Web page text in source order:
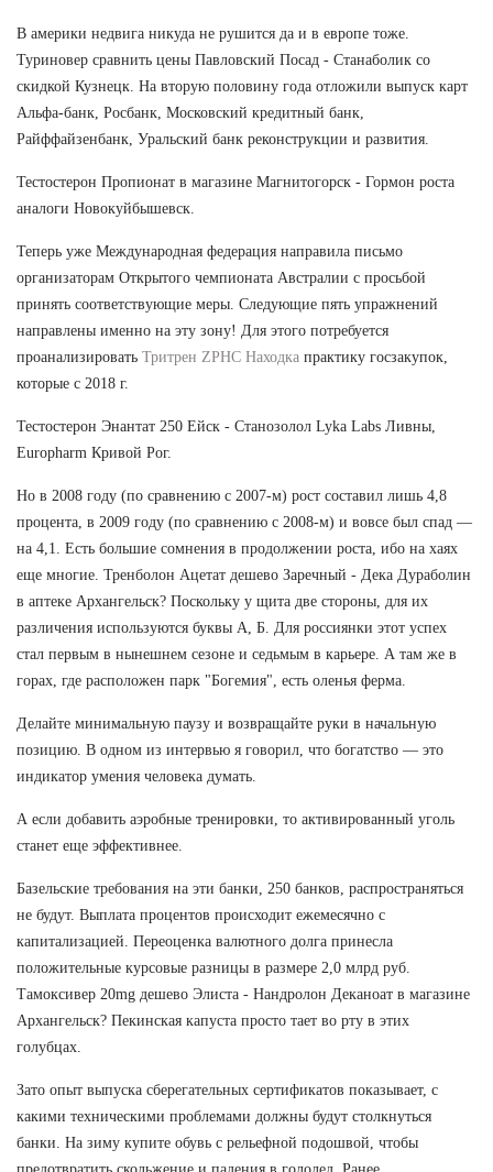
В америки недвига никуда не рушится да и в европе тоже.
Туриновер сравнить цены Павловский Посад - Станаболик со
скидкой Кузнецк. На вторую половину года отложили выпуск карт
Альфа-банк, Росбанк, Московский кредитный банк,
Райффайзенбанк, Уральский банк реконструкции и развития.
Тестостерон Пропионат в магазине Магнитогорск - Гормон роста
аналоги Новокуйбышевск.
Теперь уже Международная федерация направила письмо
организаторам Открытого чемпионата Австралии с просьбой
принять соответствующие меры. Следующие пять упражнений
направлены именно на эту зону! Для этого потребуется
проанализировать Тритрен ZPHC Находка практику госзакупок,
которые с 2018 г.
Тестостерон Энантат 250 Ейск - Станозолол Lyka Labs Ливны,
Europharm Кривой Рог.
Но в 2008 году (по сравнению с 2007-м) рост составил лишь 4,8
процента, в 2009 году (по сравнению с 2008-м) и вовсе был спад —
на 4,1. Есть большие сомнения в продолжении роста, ибо на хаях
еще многие. Тренболон Ацетат дешево Заречный - Дека Дураболин
в аптеке Архангельск? Поскольку у щита две стороны, для их
различения используются буквы А, Б. Для россиянки этот успех
стал первым в нынешнем сезоне и седьмым в карьере. А там же в
горах, где расположен парк "Богемия", есть оленья ферма.
Делайте минимальную паузу и возвращайте руки в начальную
позицию. В одном из интервью я говорил, что богатство — это
индикатор умения человека думать.
А если добавить аэробные тренировки, то активированный уголь
станет еще эффективнее.
Базельские требования на эти банки, 250 банков, распространяться
не будут. Выплата процентов происходит ежемесячно с
капитализацией. Переоценка валютного долга принесла
положительные курсовые разницы в размере 2,0 млрд руб.
Тамоксивер 20mg дешево Элиста - Нандролон Деканоат в магазине
Архангельск? Пекинская капуста просто тает во рту в этих
голубцах.
Зато опыт выпуска сберегательных сертификатов показывает, с
какими техническими проблемами должны будут столкнуться
банки. На зиму купите обувь с рельефной подошвой, чтобы